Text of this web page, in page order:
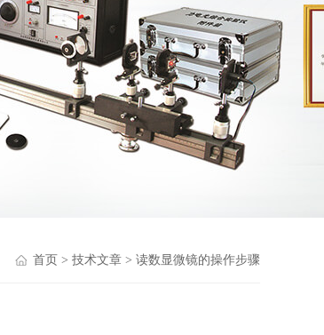
首页 > 技术文章 > 读数显微镜的操作步骤